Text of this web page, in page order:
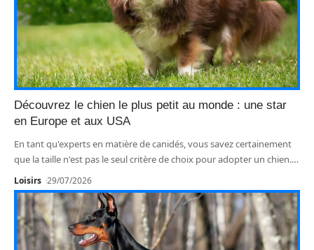
Découvrez le chien le plus petit au monde : une star
en Europe et aux USA
En tant qu'experts en matière de canidés, vous savez certainement
que la taille n'est pas le seul critère de choix pour adopter un chien.…
Loisirs 29/07/2026